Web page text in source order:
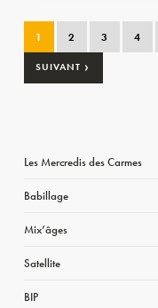
1 2 3 4
SUIVANT ›
Les Mercredis des Carmes
Babillage
Mix’âges
Satellite
BIP